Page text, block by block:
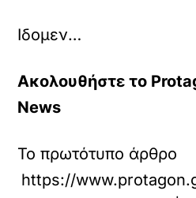
Ιδομεν…
Ακολουθήστε το
News
Το πρωτότυπο άρθρο
https://